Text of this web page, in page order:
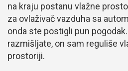
na kraju postanu vlažne
za ovlaživač vazduha sa
onda ste postigli pun
razmišljate, on sam reguliše
prostoriji.